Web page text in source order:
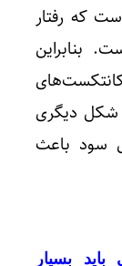
که رفتار
بنابراین
شکل دیگری
سود باعث
بسیار